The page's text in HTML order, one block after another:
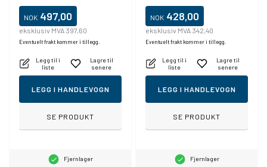
NOK 497,00
eksklusiv MVA 397,60
Eventuelt frakt kommer i tillegg.
Legg til i
liste
Lagre til
senere
LEGG I HANDLEVOGN
SE PRODUKT
Fjernlager
NOK 428,00
eksklusiv MVA 342,40
Eventuelt frakt kommer i tillegg.
Legg til i
liste
Lagre til
senere
LEGG I HANDLEVOGN
SE PRODUKT
Fjernlager